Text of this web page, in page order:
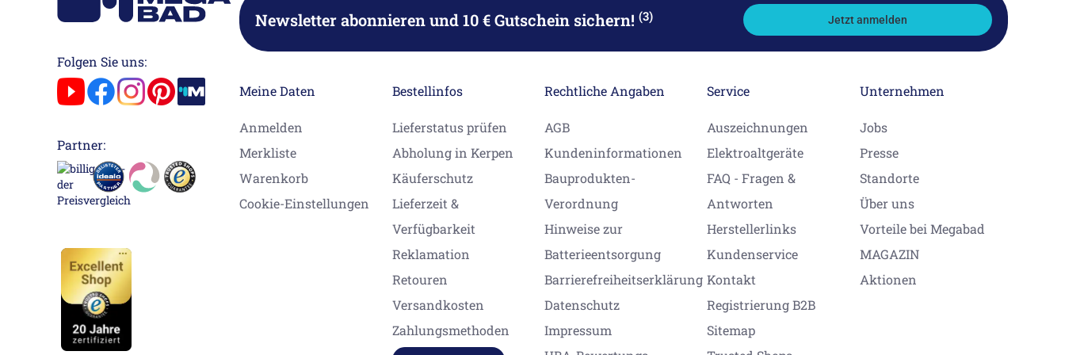
Folgen Sie uns:
Partner:
Newsletter abonnierenund 10 € Gutschein sichern! (3) Jetzt anmelden
Meine Daten
Anmelden
Merkliste
Warenkorb
Cookie-Einstellungen
Bestellinfos
Lieferstatus prüfen
Abholung in Kerpen
Käuferschutz
Lieferzeit &
Verfügbarkeit
Reklamation
Retouren
Versandkosten
Zahlungsmethoden
Rechtliche Angaben
AGB
Kundeninformationen
Bauprodukten-
Verordnung
Hinweise zur
Batterieentsorgung
Barrierefreiheitserklärung
Datenschutz
Impressum
Service
Auszeichnungen
Elektroaltgeräte
FAQ - Fragen &
Antworten
Herstellerlinks
Kundenservice
Kontakt
Registrierung B2B
Sitemap
Unternehmen
Jobs
Presse
Standorte
Über uns
Vorteile bei Megabad
MAGAZIN
Aktionen